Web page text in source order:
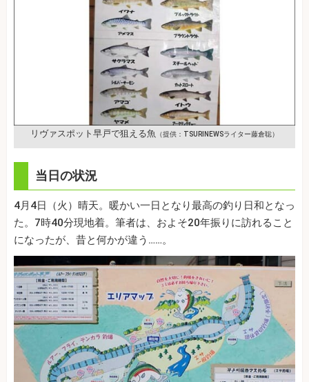
リヴァスポット早戸で狙える魚 （提供：TSURINEWSライター藤倉聡）
当日の状況
4月4日（火）晴天。暖かい一日となり最高の釣り日和となっ
た。7時40分現地着。筆者は、およそ20年振りに訪れること
になったが、昔と何かが違う……。